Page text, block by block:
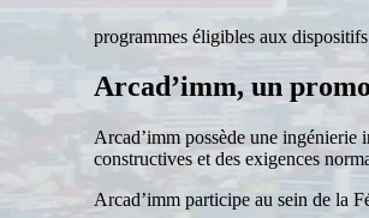
programmes éligibles aux
Arcad’imm, un
Arcad’imm possède une ingénierie
constructives et des exigences
Arcad’imm participe au sein de la